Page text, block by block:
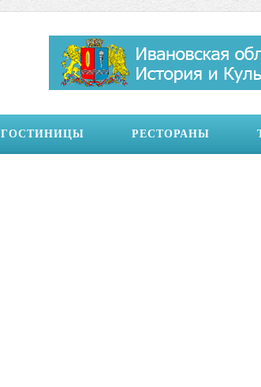
ГОСТИНИЦЫ РЕСТОРАНЫ